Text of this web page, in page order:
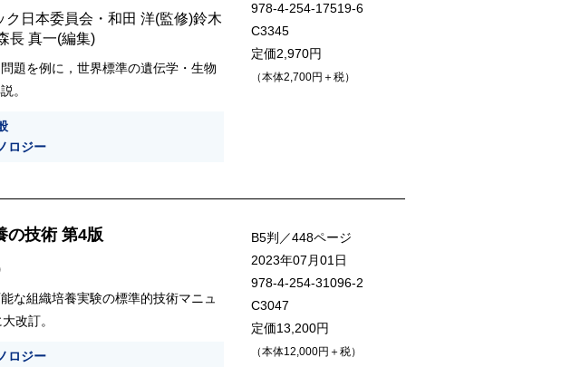
ク日本委員会 ・ 和田 洋(監修)鈴木
長 真一(編集)
題を例に，世界標準の遺伝学・生物
。
ロジー
978-4-254-17519-6
C3345
定価2,970円
（本体2,700円＋税）
の技術 第4版
な組織培養実験の標準的技術マニュ
改訂。
ロジー
B5判／448ページ
2023年07月01日
978-4-254-31096-2
C3047
定価13,200円
（本体12,000円＋税）